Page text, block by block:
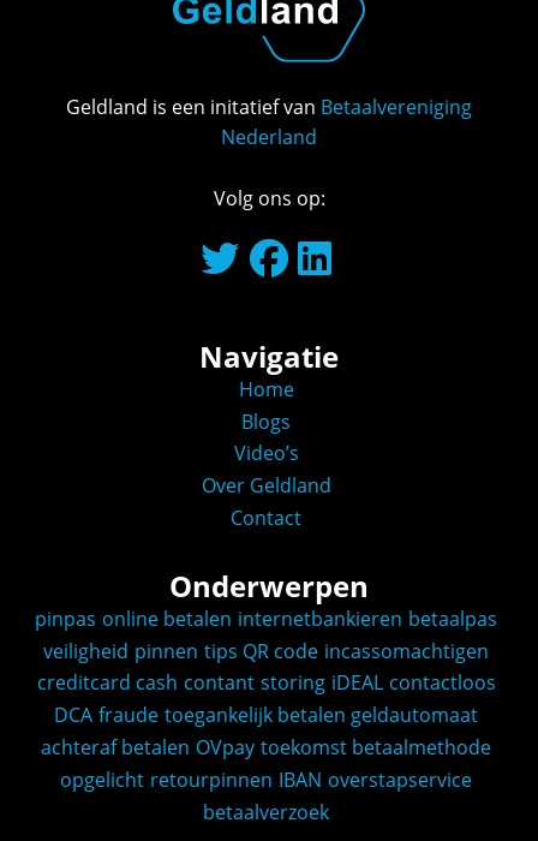
Geldland is een initatief van Betaalvereniging
Nederland
Volg ons op:
Navigatie
Home
Blogs
Video’s
Over Geldland
Contact
Onderwerpen
pinpas online betalen internetbankieren betaalpas
veiligheid pinnen tips QR code incassomachtigen
creditcard cash contant storing iDEAL contactloos
DCA fraude toegankelijk betalen geldautomaat
achteraf betalen OVpay toekomst betaalmethode
opgelicht retourpinnen IBAN overstapservice
betaalverzoek